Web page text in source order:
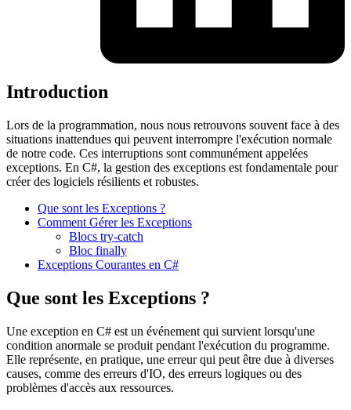
Introduction
Lors de la programmation, nous nous retrouvons souvent face à des
situations inattendues qui peuvent interrompre l'exécution normale
de notre code. Ces interruptions sont communément appelées
exceptions. En C#, la gestion des exceptions est fondamentale pour
créer des logiciels résilients et robustes.
Que sont les Exceptions ?
Comment Gérer les Exceptions
Blocs try-catch
Bloc finally
Exceptions Courantes en C#
Que sont les Exceptions ?
Une exception en C# est un événement qui survient lorsqu'une
condition anormale se produit pendant l'exécution du programme.
Elle représente, en pratique, une erreur qui peut être due à diverses
causes, comme des erreurs d'IO, des erreurs logiques ou des
problèmes d'accès aux ressources.